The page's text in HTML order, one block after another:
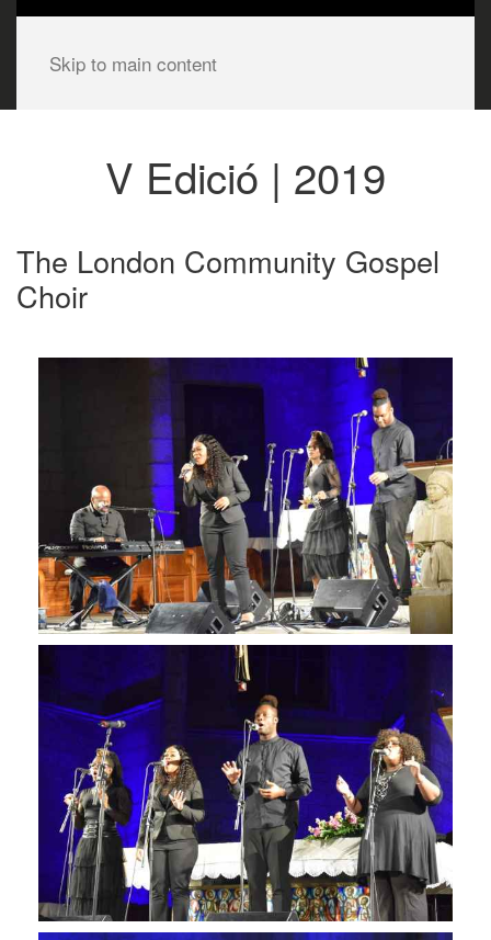
Skip to main content
V Edició | 2019
The London Community Gospel
Choir